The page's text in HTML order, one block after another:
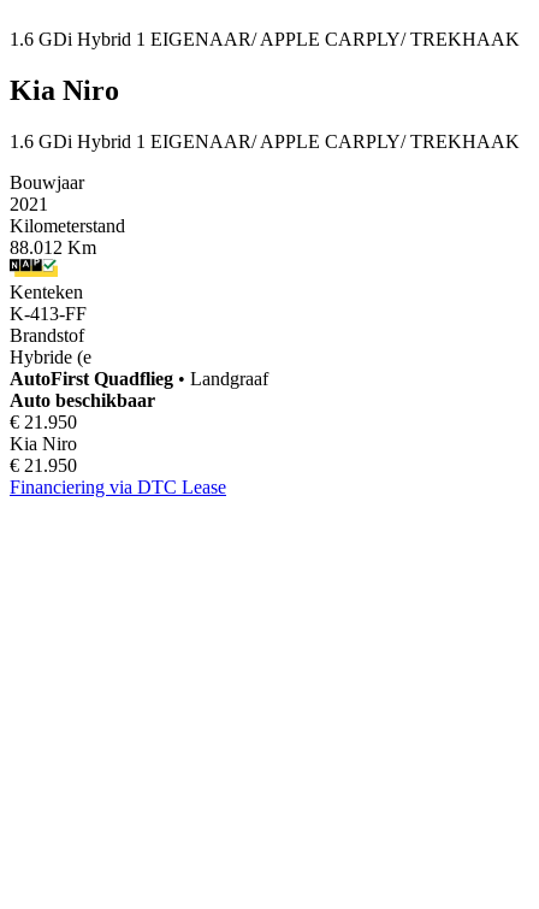
1.6 GDi Hybrid 1 EIGENAAR/ APPLE CARPLY/ TREKHAAK
Kia Niro
1.6 GDi Hybrid 1 EIGENAAR/ APPLE CARPLY/ TREKHAAK
Bouwjaar
2021
Kilometerstand
88.012 Km
Kenteken
K-413-FF
Brandstof
Hybride (e
AutoFirst Quadflieg • Landgraaf
Auto beschikbaar
€ 21.950
Kia Niro
€ 21.950
Financiering via DTC Lease